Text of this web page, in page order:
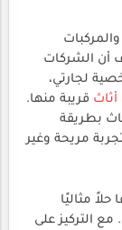
أن الشركات
لجارتي،
قريبة منها.
بطريقة
مريحة وغير
مثاليًا
التركيز على